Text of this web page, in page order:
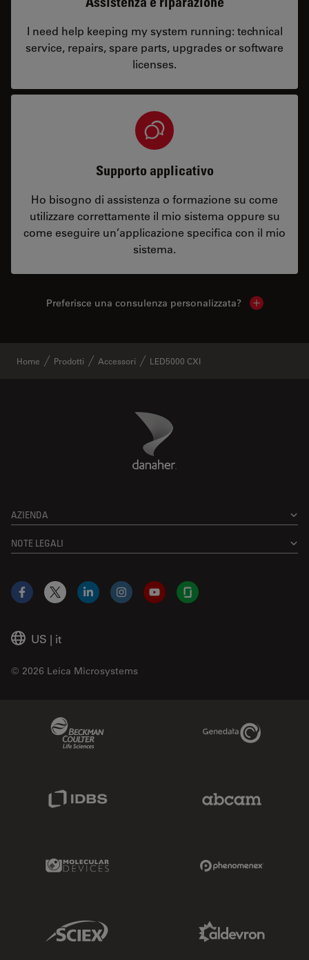
I need help keeping my system running: technical
service, repairs, spare parts, upgrades or software
licenses.
Supporto applicativo
Ho bisogno di assistenza o formazione su come
utilizzare correttamente il mio sistema oppure su
come eseguire un’applicazione specifica con il mio
sistema.
Preferisce una consulenza personalizzata? Show local
Home Prodotti Accessori LED5000 CXI
Danaher Logo
AZIENDA
NOTE LEGALI
US | it
© 2026 Leica Microsystems
Facebook
X LinkedInInstagramYouTubeGlassdoor
Genedata Link
Molecular Devices Link
Sciex Link